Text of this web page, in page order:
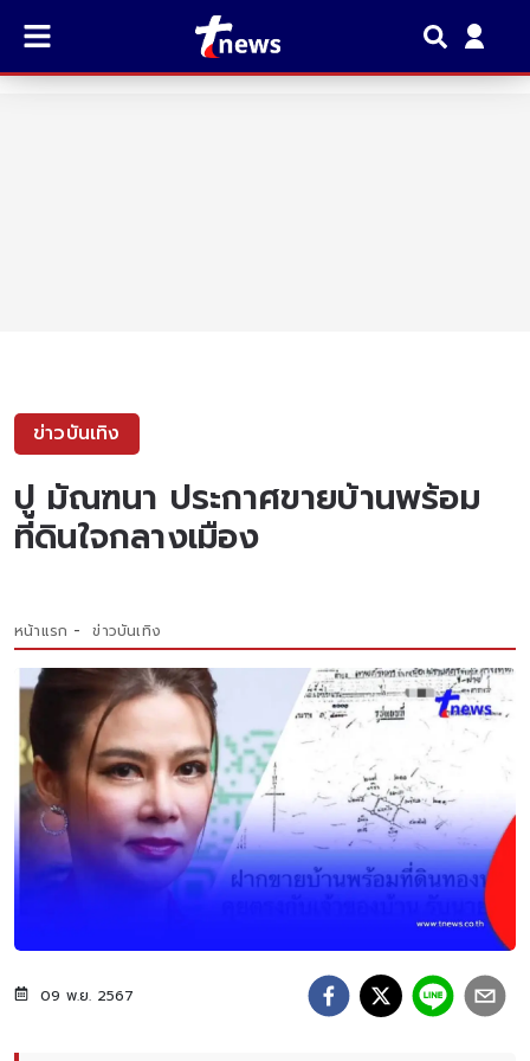
ข่าวบันเทิง
ปู มัณฑนา ประกาศขายบ้านพร้อม
ที่ดินใจกลางเมือง
หน้าแรก ข่าวบันเทิง
09 พ.ย. 2567